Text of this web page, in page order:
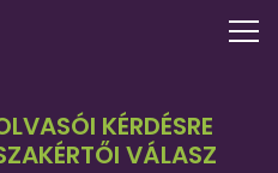
KÉRDÉSRE
VÁLASZ